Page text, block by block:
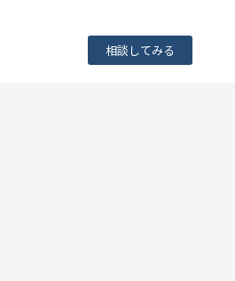
相談してみる